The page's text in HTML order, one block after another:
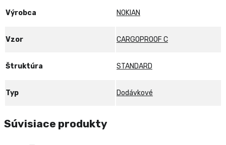
Výrobca NOKIAN
Vzor CARGOPROOF C
Štruktúra STANDARD
Typ Dodávkové
Súvisiace produkty